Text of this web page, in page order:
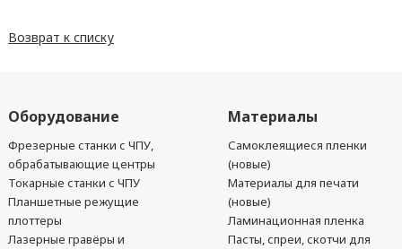
Возврат к списку
Оборудование
Фрезерные станки с ЧПУ,
обрабатывающие центры
Токарные станки с ЧПУ
Планшетные режущие
плоттеры
Лазерные гравёры и
Материалы
Самоклеящиеся пленки
(новые)
Материалы для печати
(новые)
Ламинационная пленка
Пасты, спреи, скотчи для